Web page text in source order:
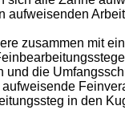
aufweisenden
zusammen mit
die
in den